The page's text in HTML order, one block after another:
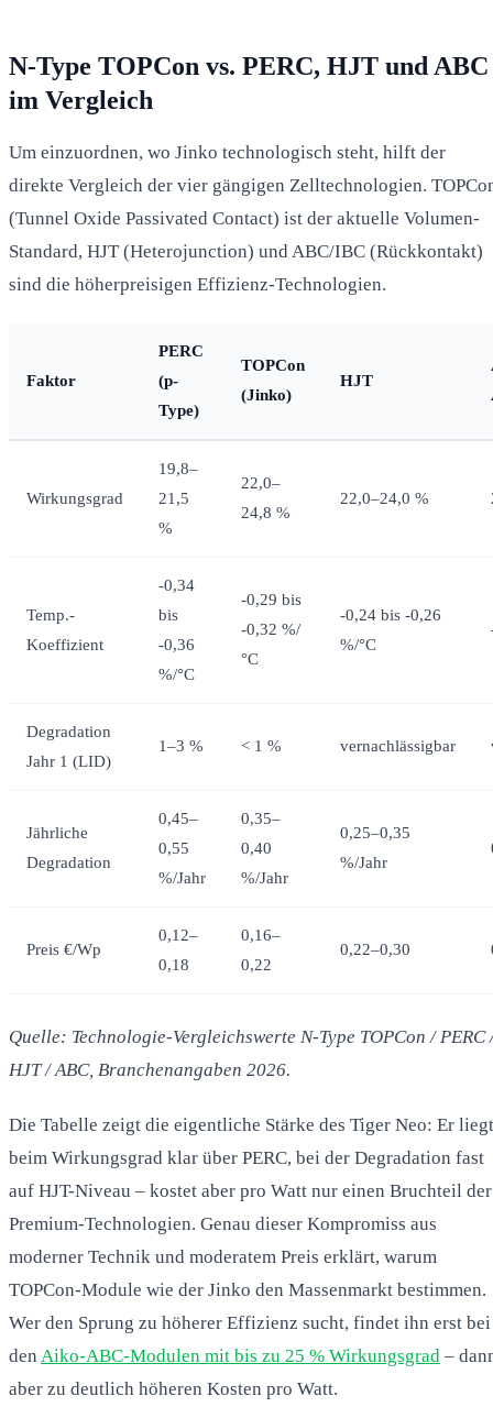
N-Type TOPCon vs. PERC, HJT und ABC
im Vergleich
Um einzuordnen, wo Jinko technologisch steht, hilft der
direkte Vergleich der vier gängigen Zelltechnologien.
(Tunnel Oxide Passivated Contact) ist der aktuelle Volumen-
Standard, HJT (Heterojunction) und ABC/IBC (Rückkontakt)
sind die höherpreisigen Effizienz-Technologien.
Faktor
PERC
(p-
Type)
TOPCon
(Jinko)
HJT
Wirkungsgrad
19,8–
21,5
%
22,0–
24,8 %
22,0–24,0 %
Temp.-
Koeffizient
-0,34
bis
-0,36
%/°C
-0,29 bis
-0,32 %/
°C
-0,24 bis -0,26
%/°C
Degradation
Jahr 1 (LID)
1–3 % < 1 % vernachlässigbar
Jährliche
Degradation
0,45–
0,55
%/Jahr
0,35–
0,40
%/Jahr
0,25–0,35
%/Jahr
Preis €/Wp
0,12–
0,18
0,16–
0,22
0,22–0,30
Quelle: Technologie-Vergleichswerte N-Type TOPCon / PERC
HJT / ABC, Branchenangaben 2026.
Die Tabelle zeigt die eigentliche Stärke des Tiger Neo: Er liegt
beim Wirkungsgrad klar über PERC, bei der Degradation fast
auf HJT-Niveau – kostet aber pro Watt nur einen Bruchteil der
Premium-Technologien. Genau dieser Kompromiss aus
moderner Technik und moderatem Preis erklärt, warum
TOPCon-Module wie der Jinko den Massenmarkt bestimmen.
Wer den Sprung zu höherer Effizienz sucht, findet ihn erst bei
den Aiko-ABC-Modulen mit bis zu 25 % Wirkungsgrad –
aber zu deutlich höheren Kosten pro Watt.